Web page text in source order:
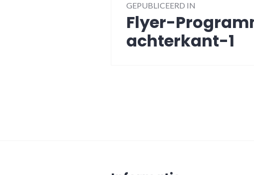
navigatie
GEPUBLICEERD IN
Flyer-
achterkant-1